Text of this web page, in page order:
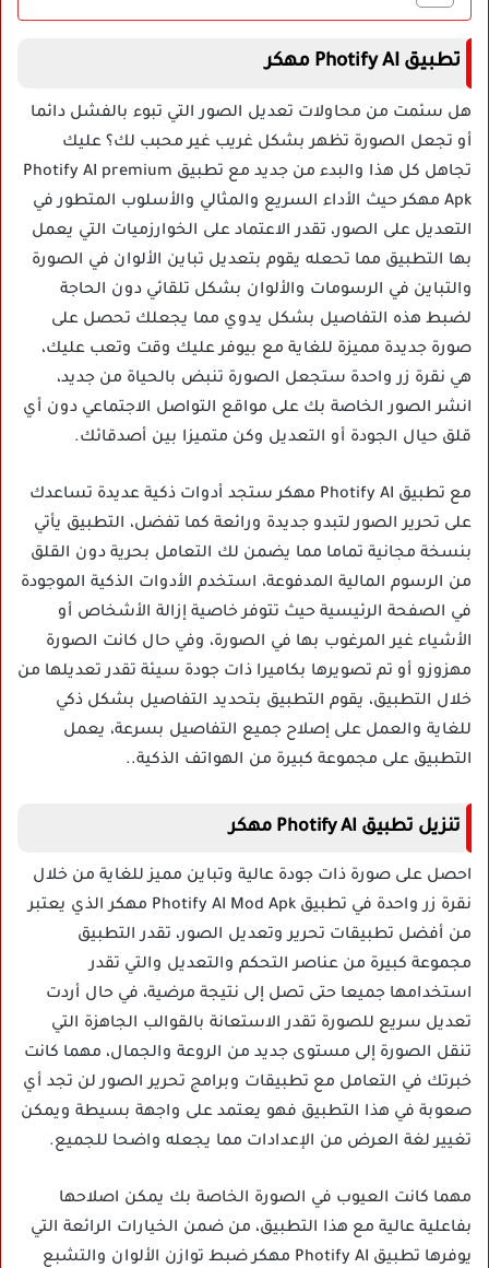
تطبيق Photify AI مهكر
هل سئمت من محاولات تعديل الصور التي تبوء بالفشل دائما
أو تجعل الصورة تظهر بشكل غريب غير محبب لك؟ عليك
تجاهل كل هذا والبدء من جديد مع تطبيق Photify AI premium
Apk مهكر حيث الأداء السريع والمثالي والأسلوب المتطور في
التعديل على الصور، تقدر الاعتماد على الخوارزميات التي يعمل
بها التطبيق مما تحعله يقوم بتعديل تباين الألوان في الصورة
والتباين في الرسومات والألوان بشكل تلقائي دون الحاجة
لضبط هذه التفاصيل بشكل يدوي مما يجعلك تحصل على
صورة جديدة مميزة للغاية مع بيوفر عليك وقت وتعب عليك،
هي نقرة زر واحدة ستجعل الصورة تنبض بالحياة من جديد،
انشر الصور الخاصة بك على مواقع التواصل الاجتماعي دون أي
قلق حيال الجودة أو التعديل وكن متميزا بين أصدقائك.
مع تطبيق Photify AI مهكر ستجد أدوات ذكية عديدة تساعدك
على تحرير الصور لتبدو جديدة ورائعة كما تفضل، التطبيق يأتي
بنسخة مجانية تماما مما يضمن لك التعامل بحرية دون القلق
من الرسوم المالية المدفوعة، استخدم الأدوات الذكية الموجودة
في الصفحة الرئيسية حيث تتوفر خاصية إزالة الأشخاص أو
الأشياء غير المرغوب بها في الصورة، وفي حال كانت الصورة
مهزوزو أو تم تصويرها بكاميرا ذات جودة سيئة تقدر تعديلها من
خلال التطبيق، يقوم التطبيق بتحديد التفاصيل بشكل ذكي
للغاية والعمل على إصلاح جميع التفاصيل بسرعة، يعمل
التطبيق على مجموعة كبيرة من الهواتف الذكية..
تنزيل تطبيق Photify AI مهكر
احصل على صورة ذات جودة عالية وتباين مميز للغاية من خلال
نقرة زر واحدة في تطبيق Photify AI Mod Apk مهكر الذي يعتبر
من أفضل تطبيقات تحرير وتعديل الصور، تقدر التطبيق
مجموعة كبيرة من عناصر التحكم والتعديل والتي تقدر
استخدامها جميعا حتى تصل إلى نتيجة مرضية، في حال أردت
تعديل سريع للصورة تقدر الاستعانة بالقوالب الجاهزة التي
تنقل الصورة إلى مستوى جديد من الروعة والجمال، مهما كانت
خبرتك في التعامل مع تطبيقات وبرامج تحرير الصور لن تجد أي
صعوبة في هذا التطبيق فهو يعتمد على واجهة بسيطة ويمكن
تغيير لغة العرض من الإعدادات مما يجعله واضحا للجميع.
مهما كانت العيوب في الصورة الخاصة بك يمكن اصلاحها
بفاعلية عالية مع هذا التطبيق، من ضمن الخيارات الرائعة التي
يوفرها تطبيق Photify AI مهكر ضبط توازن الألوان والتشبع